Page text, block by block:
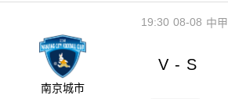
08-08
19:30 中甲
南京城市
V - S